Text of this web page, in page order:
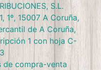
S.L.
1º, 15007 A Coruña,
de A Coruña,
1 con hoja C-
de compra-venta